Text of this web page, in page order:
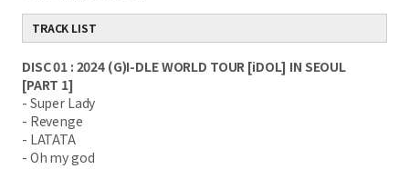
TRACK LIST
DISC 01 : 2024 (G)I-DLE WORLD TOUR [iDOL] IN SEOUL
[PART 1]
- Super Lady
- Revenge
- LATATA
- Oh my god